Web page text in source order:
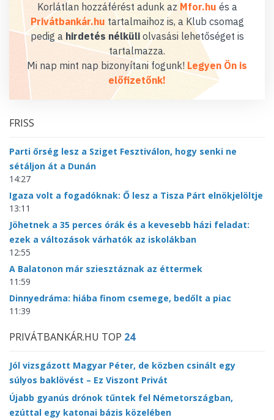
Korlátlan hozzáférést adunk az Mfor.hu és a
Privátbankár.hu tartalmaihoz is, a Klub csomag
pedig a hirdetés nélküliolvasási lehetőséget is
tartalmazza.
Mi nap mint nap bizonyítani fogunk! Legyen Ön is
előfizetőnk!
FRISS
Parti őrség lesz a Sziget Fesztiválon, hogy senki ne
sétáljon át a Dunán
14:27
Igaza volt a fogadóknak: Ő lesz a Tisza Párt elnökjelöltje
13:11
Jöhetnek a 35 perces órák és a kevesebb házi feladat:
ezek a változások várhatók az iskolákban
12:55
A Balatonon már sziesztáznak az éttermek
11:59
Dinnyedráma: hiába finom csemege, bedőlt a piac
11:39
PRIVÁTBANKÁR.HU TOP 24
Jól vizsgázott Magyar Péter, de közben csinált egy
súlyos baklövést – Ez Viszont Privát
Újabb gyanús drónok tűntek fel Németországban,
ezúttal egy katonai bázis közelében